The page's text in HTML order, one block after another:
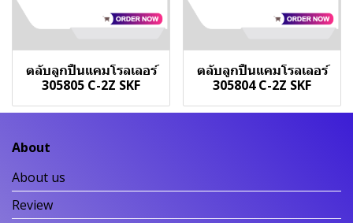
ตลับลูกปืนแคมโรลเลอร์
305805 C-2Z SKF
ตลับลูกปืนแคมโรลเลอร์
305804 C-2Z SKF
About
About us
Review